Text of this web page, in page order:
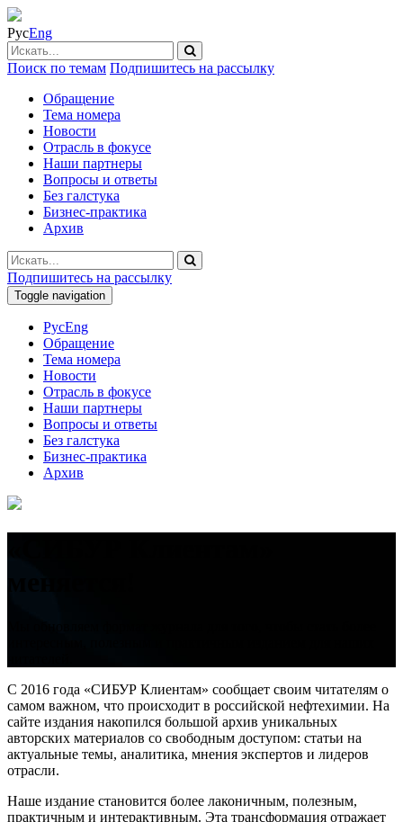
РусEng
Поиск по темам Подпишитесь на рассылку
Обращение
Тема номера
Новости
Отрасль в фокусе
Наши партнеры
Вопросы и ответы
Без галстука
Бизнес-практика
Архив
Подпишитесь на рассылку
Toggle navigation
РусEng
Обращение
Тема номера
Новости
Отрасль в фокусе
Наши партнеры
Вопросы и ответы
Без галстука
Бизнес-практика
Архив
С 2016 года «СИБУР Клиентам» сообщает своим читателям о
самом важном, что происходит в российской нефтехимии. На
сайте издания накопился большой архив уникальных
авторских материалов со свободным доступом: статьи на
актуальные темы, аналитика, мнения экспертов и лидеров
отрасли.
Наше издание становится более лаконичным, полезным,
практичным и интерактивным. Эта трансформация отражает